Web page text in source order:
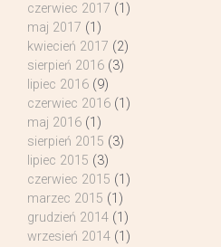
czerwiec 2017 (1)
maj 2017 (1)
kwiecień 2017 (2)
sierpień 2016 (3)
lipiec 2016 (9)
czerwiec 2016 (1)
maj 2016 (1)
sierpień 2015 (3)
lipiec 2015 (3)
czerwiec 2015 (1)
marzec 2015 (1)
grudzień 2014 (1)
wrzesień 2014 (1)